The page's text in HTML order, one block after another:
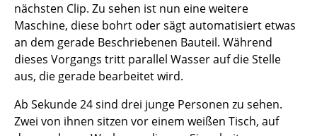
nächsten Clip. Zu sehen ist nun eine weitere
Maschine, diese bohrt oder sägt automatisiert etwas
an dem gerade Beschriebenen Bauteil. Während
dieses Vorgangs tritt parallel Wasser auf die Stelle
aus, die gerade bearbeitet wird.
Ab Sekunde 24 sind drei junge Personen zu sehen.
Zwei von ihnen sitzen vor einem weißen Tisch, auf